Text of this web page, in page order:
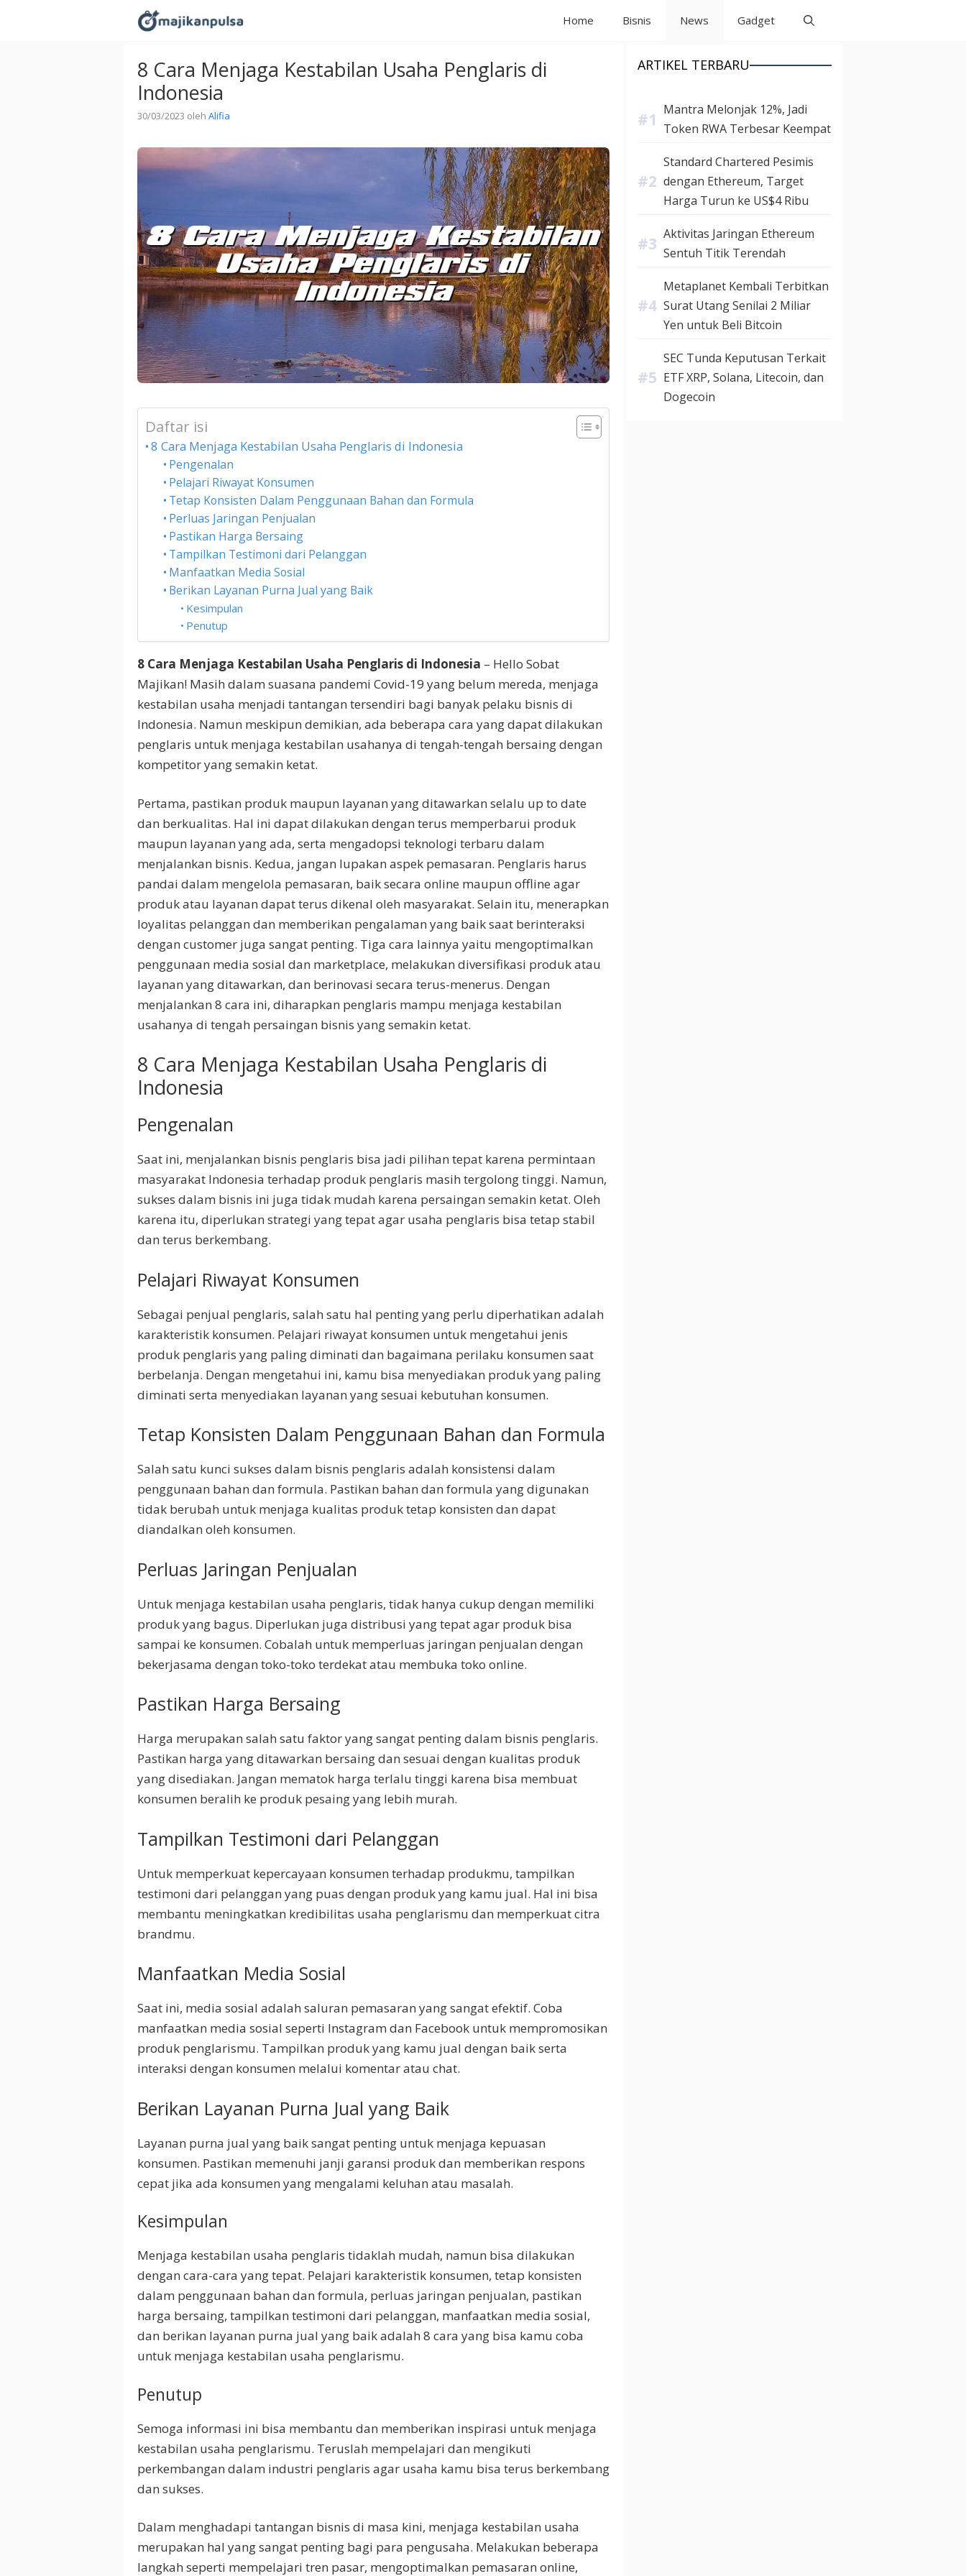
Home Bisnis News Gadget
8 Cara Menjaga Kestabilan Usaha Penglaris di
Indonesia
30/03/2023 oleh Alifia
Daftar isi
8 Cara Menjaga Kestabilan Usaha Penglaris di Indonesia
Pengenalan
Pelajari Riwayat Konsumen
Tetap Konsisten Dalam Penggunaan Bahan dan Formula
Perluas Jaringan Penjualan
Pastikan Harga Bersaing
Tampilkan Testimoni dari Pelanggan
Manfaatkan Media Sosial
Berikan Layanan Purna Jual yang Baik
Kesimpulan
Penutup
8 Cara Menjaga Kestabilan Usaha Penglaris di Indonesia – Hello Sobat
Majikan! Masih dalam suasana pandemi Covid-19 yang belum mereda, menjaga
kestabilan usaha menjadi tantangan tersendiri bagi banyak pelaku bisnis di
Indonesia. Namun meskipun demikian, ada beberapa cara yang dapat dilakukan
penglaris untuk menjaga kestabilan usahanya di tengah-tengah bersaing dengan
kompetitor yang semakin ketat.
Pertama, pastikan produk maupun layanan yang ditawarkan selalu up to date
dan berkualitas. Hal ini dapat dilakukan dengan terus memperbarui produk
maupun layanan yang ada, serta mengadopsi teknologi terbaru dalam
menjalankan bisnis. Kedua, jangan lupakan aspek pemasaran. Penglaris harus
pandai dalam mengelola pemasaran, baik secara online maupun offline agar
produk atau layanan dapat terus dikenal oleh masyarakat. Selain itu, menerapkan
loyalitas pelanggan dan memberikan pengalaman yang baik saat berinteraksi
dengan customer juga sangat penting. Tiga cara lainnya yaitu mengoptimalkan
penggunaan media sosial dan marketplace, melakukan diversifikasi produk atau
layanan yang ditawarkan, dan berinovasi secara terus-menerus. Dengan
menjalankan 8 cara ini, diharapkan penglaris mampu menjaga kestabilan
usahanya di tengah persaingan bisnis yang semakin ketat.
8 Cara Menjaga Kestabilan Usaha Penglaris di
Indonesia
Pengenalan
Saat ini, menjalankan bisnis penglaris bisa jadi pilihan tepat karena permintaan
masyarakat Indonesia terhadap produk penglaris masih tergolong tinggi. Namun,
sukses dalam bisnis ini juga tidak mudah karena persaingan semakin ketat. Oleh
karena itu, diperlukan strategi yang tepat agar usaha penglaris bisa tetap stabil
dan terus berkembang.
Pelajari Riwayat Konsumen
Sebagai penjual penglaris, salah satu hal penting yang perlu diperhatikan adalah
karakteristik konsumen. Pelajari riwayat konsumen untuk mengetahui jenis
produk penglaris yang paling diminati dan bagaimana perilaku konsumen saat
berbelanja. Dengan mengetahui ini, kamu bisa menyediakan produk yang paling
diminati serta menyediakan layanan yang sesuai kebutuhan konsumen.
Tetap Konsisten Dalam Penggunaan Bahan dan Formula
Salah satu kunci sukses dalam bisnis penglaris adalah konsistensi dalam
penggunaan bahan dan formula. Pastikan bahan dan formula yang digunakan
tidak berubah untuk menjaga kualitas produk tetap konsisten dan dapat
diandalkan oleh konsumen.
Perluas Jaringan Penjualan
Untuk menjaga kestabilan usaha penglaris, tidak hanya cukup dengan memiliki
produk yang bagus. Diperlukan juga distribusi yang tepat agar produk bisa
sampai ke konsumen. Cobalah untuk memperluas jaringan penjualan dengan
bekerjasama dengan toko-toko terdekat atau membuka toko online.
Pastikan Harga Bersaing
Harga merupakan salah satu faktor yang sangat penting dalam bisnis penglaris.
Pastikan harga yang ditawarkan bersaing dan sesuai dengan kualitas produk
yang disediakan. Jangan mematok harga terlalu tinggi karena bisa membuat
konsumen beralih ke produk pesaing yang lebih murah.
Tampilkan Testimoni dari Pelanggan
Untuk memperkuat kepercayaan konsumen terhadap produkmu, tampilkan
testimoni dari pelanggan yang puas dengan produk yang kamu jual. Hal ini bisa
membantu meningkatkan kredibilitas usaha penglarismu dan memperkuat citra
brandmu.
Manfaatkan Media Sosial
Saat ini, media sosial adalah saluran pemasaran yang sangat efektif. Coba
manfaatkan media sosial seperti Instagram dan Facebook untuk mempromosikan
produk penglarismu. Tampilkan produk yang kamu jual dengan baik serta
interaksi dengan konsumen melalui komentar atau chat.
Berikan Layanan Purna Jual yang Baik
Layanan purna jual yang baik sangat penting untuk menjaga kepuasan
konsumen. Pastikan memenuhi janji garansi produk dan memberikan respons
cepat jika ada konsumen yang mengalami keluhan atau masalah.
Kesimpulan
Menjaga kestabilan usaha penglaris tidaklah mudah, namun bisa dilakukan
dengan cara-cara yang tepat. Pelajari karakteristik konsumen, tetap konsisten
dalam penggunaan bahan dan formula, perluas jaringan penjualan, pastikan
harga bersaing, tampilkan testimoni dari pelanggan, manfaatkan media sosial,
dan berikan layanan purna jual yang baik adalah 8 cara yang bisa kamu coba
untuk menjaga kestabilan usaha penglarismu.
Penutup
Semoga informasi ini bisa membantu dan memberikan inspirasi untuk menjaga
kestabilan usaha penglarismu. Teruslah mempelajari dan mengikuti
perkembangan dalam industri penglaris agar usaha kamu bisa terus berkembang
dan sukses.
Dalam menghadapi tantangan bisnis di masa kini, menjaga kestabilan usaha
merupakan hal yang sangat penting bagi para pengusaha. Melakukan beberapa
langkah seperti mempelajari tren pasar, mengoptimalkan pemasaran online,
ARTIKEL TERBARU
Mantra Melonjak 12%, Jadi
Token RWA Terbesar Keempat
Standard Chartered Pesimis
dengan Ethereum, Target
Harga Turun ke US$4 Ribu
Aktivitas Jaringan Ethereum
Sentuh Titik Terendah
Metaplanet Kembali Terbitkan
Surat Utang Senilai 2 Miliar
Yen untuk Beli Bitcoin
SEC Tunda Keputusan Terkait
ETF XRP, Solana, Litecoin, dan
Dogecoin